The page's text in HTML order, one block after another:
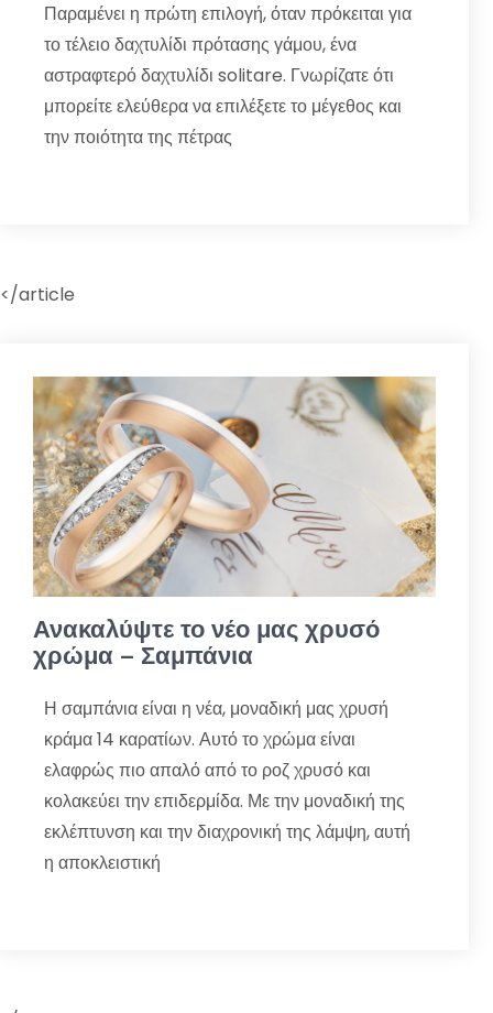
Παραμένει η πρώτη επιλογή, όταν πρόκειται για
το τέλειο δαχτυλίδι πρότασης γάμου, ένα
αστραφτερό δαχτυλίδι solitare. Γνωρίζατε ότι
μπορείτε ελεύθερα να επιλέξετε το μέγεθος και
την ποιότητα της πέτρας
</article
Ανακαλύψτε το νέο μας χρυσό
χρώμα – Σαμπάνια
Η σαμπάνια είναι η νέα, μοναδική μας χρυσή
κράμα 14 καρατίων. Αυτό το χρώμα είναι
ελαφρώς πιο απαλό από το ροζ χρυσό και
κολακεύει την επιδερμίδα. Με την μοναδική της
εκλέπτυνση και την διαχρονική της λάμψη, αυτή
η αποκλειστική